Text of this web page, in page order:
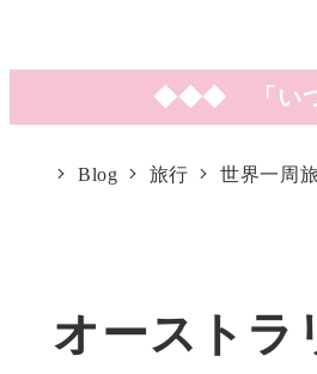
◆◆◆ 「いつ
Blog 旅行 世界一周
オーストラ